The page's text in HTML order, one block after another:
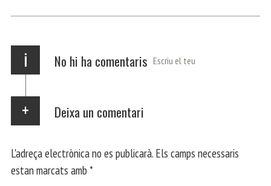
p m ei
i No hi ha comentaris Escriu el teu
Deixa un comentari
L'adreça electrònica no es publicarà. Els camps necessaris
estan marcats amb *